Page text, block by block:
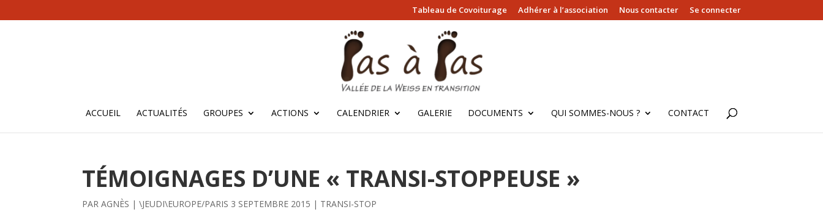
Tableau de Covoiturage Adhérer à l’association Nous contacter Se connecter
ACCUEIL ACTUALITÉS GROUPES ACTIONS CALENDRIER GALERIE DOCUMENTS QUI SOMMES-NOUS ? CONTACT
TÉMOIGNAGES D’UNE « TRANSI-STOPPEUSE »
PARAGNÈS |\JEUDI\EUROPE/PARIS 3 SEPTEMBRE 2015 | TRANSI-STOP